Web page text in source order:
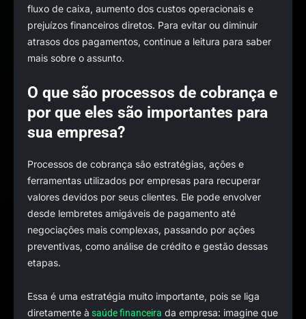
fluxo de caixa, aumento dos custos operacionais e
prejuízos financeiros diretos. Para evitar ou diminuir
atrasos dos pagamentos, continue a leitura para saber
mais sobre o assunto.
O que são processos de cobrança e
por que eles são importantes para
sua empresa?
Processos de cobrança são estratégias, ações e
ferramentas utilizados por empresas para recuperar
valores devidos por seus clientes. Ele pode envolver
desde lembretes amigáveis de pagamento até
negociações mais complexas, passando por ações
preventivas, como análise de crédito e gestão dessas
etapas.
Essa é uma estratégia muito importante, pois se liga
diretamente à saúde financeira da empresa: imagine que